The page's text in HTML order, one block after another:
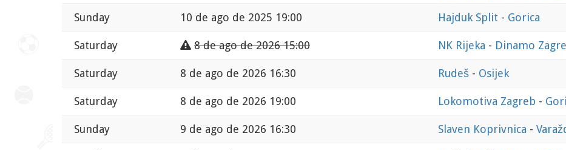
Sunday 10 de ago de 2025 19:00 Hajduk Split - Gorica
Saturday 8 de ago de 2026 15:00 NK Rijeka - Dinamo
Saturday 8 de ago de 2026 16:30 Rudeš - Osijek
Saturday 8 de ago de 2026 19:00 Lokomotiva Zagreb -
Sunday 9 de ago de 2026 16:30 Slaven Koprivnica -